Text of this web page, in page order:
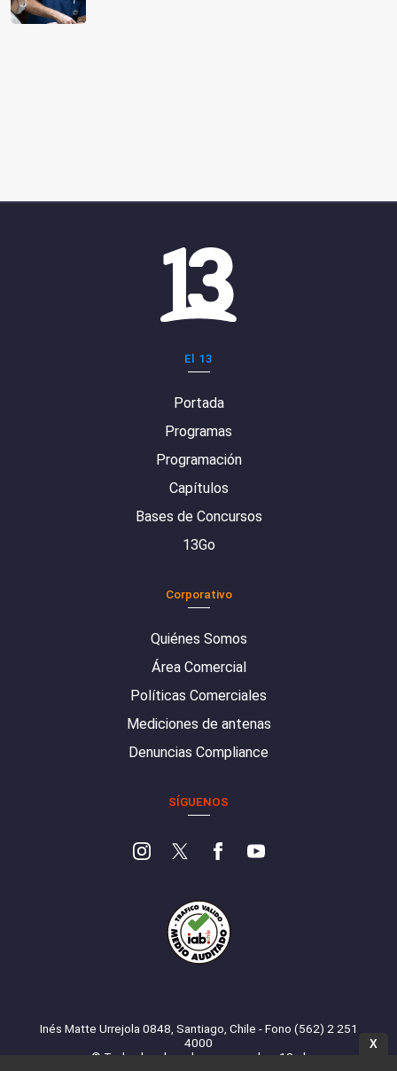
El 13
Portada
Programas
Programación
Capítulos
Bases de Concursos
13Go
Corporativo
Quiénes Somos
Área Comercial
Políticas Comerciales
Mediciones de antenas
Denuncias Compliance
SÍGUENOS
Inés Matte Urrejola 0848, Santiago, Chile - Fono (562) 2 251
4000
© Todos los derechos reservados. 13.cl
X